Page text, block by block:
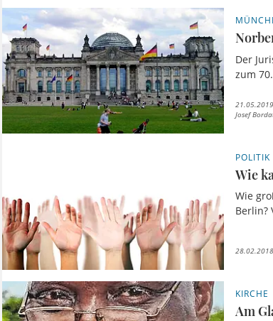
Der
zum
Josef
POLITIK
Wie
Wie
Berlin?
KIRCHE
Am